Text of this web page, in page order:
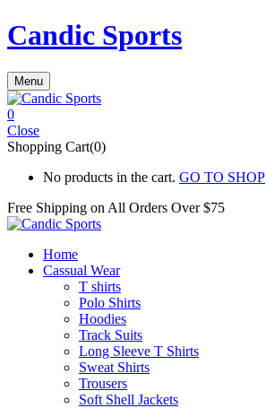
Candic Sports
Menu
0
Close
Shopping Cart(0)
No products in the cart. GO TO SHOP
Free Shipping on All Orders Over $75
Home
Cassual Wear
T shirts
Polo Shirts
Hoodies
Track Suits
Long Sleeve T Shirts
Sweat Shirts
Trousers
Soft Shell Jackets